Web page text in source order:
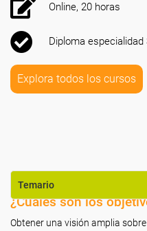
Online, 20 horas
Diploma especialidad
Explora todos los cursos
Temario
¿Cuáles son los
Obtener una visión amplia